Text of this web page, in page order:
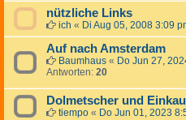
nützliche Links
ich « Di Aug 05, 2008 3:09
Auf nach Amsterdam
Baumhaus « Do Jun 27,
Antworten: 20
Dolmetscher und
tiempo « Do Jun 01, 2023